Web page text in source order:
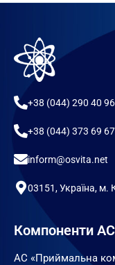
+38 (044) 290 40 96
+38 (044) 373 69 67
inform@osvita.net
03151, Україна, м.
Компоненти
АС «Приймальна